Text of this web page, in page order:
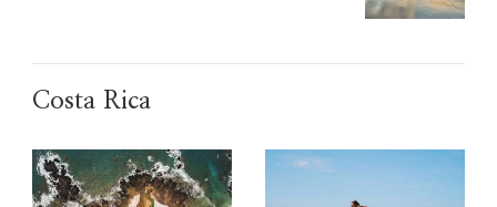
Costa Rica